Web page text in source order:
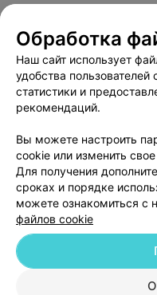
Пользовательское
Написать
Обработка
© 2026 ООО «Артокс Лаб», УНП
Обработка
Наш сайт использует
удобства пользователей
статистики и
рекомендаций.
Вы можете настроить
cookie или изменить
Для получения
сроках и порядке
можете ознакомиться с
файлов cookie